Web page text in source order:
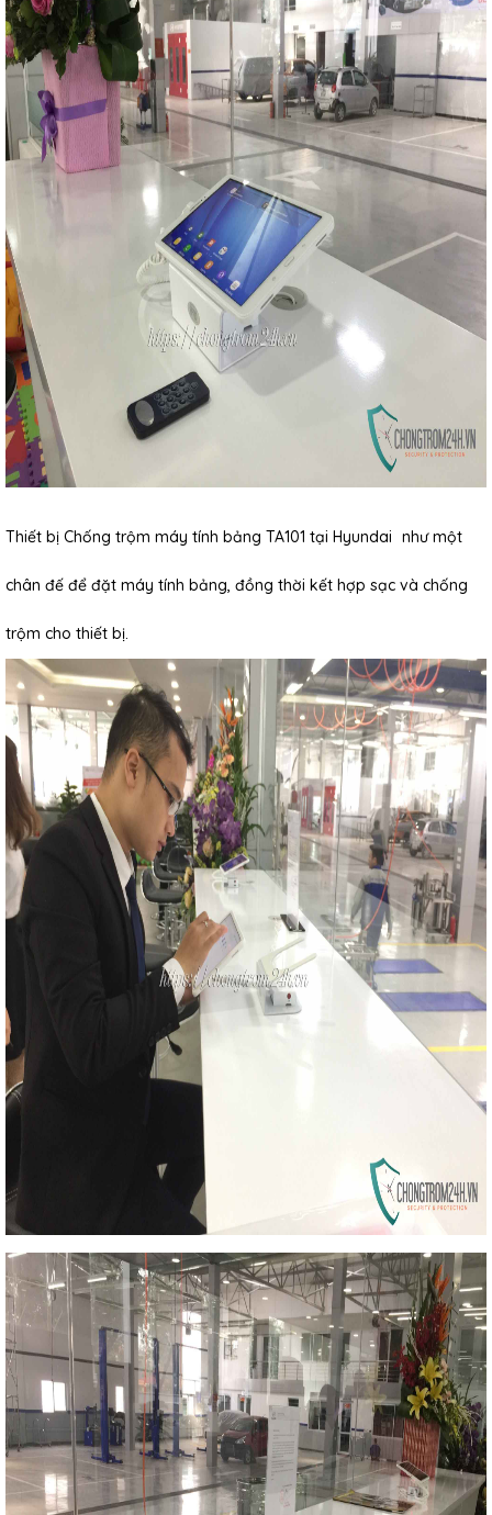
Thiết bị Chống trộm máy tính bảng TA101 tại Hyundai như một
chân đế để đặt máy tính bảng, đồng thời kết hợp sạc và chống
trộm cho thiết bị.